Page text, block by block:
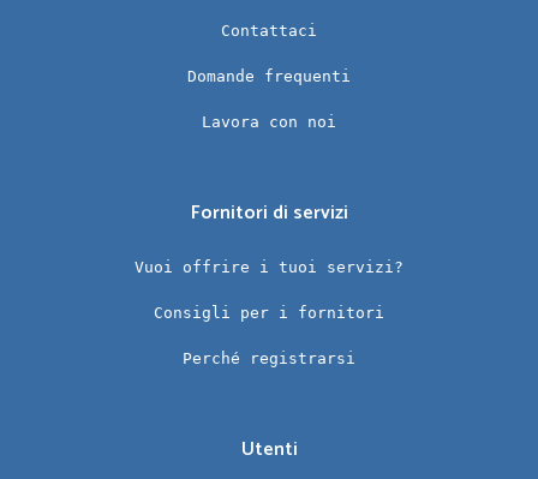
Contattaci
Domande frequenti
Lavora con noi
Fornitori di servizi
Vuoi offrire i tuoi servizi?
Consigli per i fornitori
Perché registrarsi
Utenti